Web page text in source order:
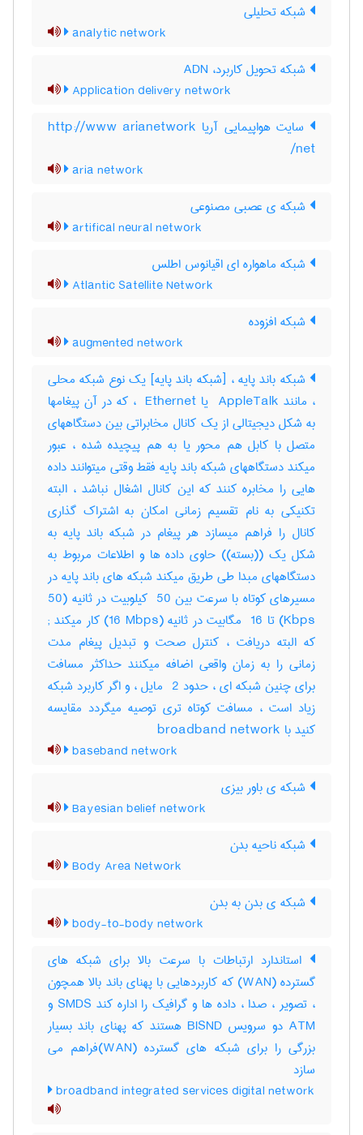
شبکه تحلیلی
analytic network
شبکه تحویل کاربرد، ADN
Application delivery network
سایت هواپیمایی آریا http://www arianetwork
net/
aria network
شبکه ی عصبی مصنوعی
artifical neural network
شبکه ماهواره ای اقیانوس اطلس
Atlantic Satellite Network
شبکه افزوده
augmented network
شبکه باند پایه ، [شبکه باند پایه] یک نوع شبکه محلی
، مانند ‎ AppleTalk یا ‎ Ethernet ، که در آن پیغامها
به شکل دیجیتالی از یک کانال مخابراتی بین دستگاههای
متصل با کابل هم محور یا به هم پیچیده شده ، عبور
میکند دستگاههای شبکه باند پایه فقط وقتی میتوانند داده
هایی را مخابره کنند که این کانال اشغال نباشد ، البته
تکنیکی به نام تقسیم زمانی امکان به اشتراک گذاری
کانال را فراهم میسازد هر پیغام در شبکه باند پایه به
شکل یک ((بسته)) حاوی داده ها و اطلاعات مربوط به
دستگاههای مبدا طی طریق میکند شبکه های باند پایه در
مسیرهای کوتاه با سرعت بین ‎ 50 کیلوبیت در ثانیه (‎50
Kbps) تا ‎ 16 مگابیت در ثانیه (‎16 Mbps) کار میکند‎ ;
که البته دریافت ، کنترل صحت و تبدیل پیغام مدت
زمانی را به زمان واقعی اضافه میکنند حداکثر مسافت
برای چنین شبکه ای ، حدود ‎ 2 مایل ، و اگر کاربرد شبکه
زیاد است ، مسافت کوتاه تری توصیه میگردد مقایسه
کنید با ‎ broadband network
baseband network
شبکه ی باور بیزی
Bayesian belief network
شبکه ناحیه بدن
Body Area Network
شبکه ی بدن به بدن
body-to-body network
استاندارد ارتباطات با سرعت بالا برای شبکه های
گسترده (WAN) که کاربردهایی با پهنای باند بالا همچون
، تصویر ، صدا ، داده ها و گرافیک را اداره کند SMDS و
ATM دو سرویس BISND هستند که پهنای باند بسیار
بزرگی را برای شبکه های گسترده (WAN)فراهم می
سازد
broadband integrated services digital network